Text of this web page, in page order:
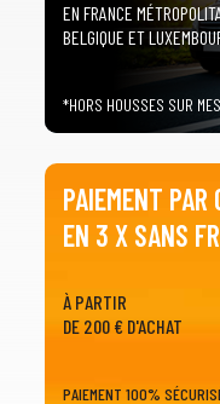
EN FRANCE
BELGIQUE ET
*HORS HOUSSES SUR
PAIEMENT PAR
EN 3 X SANS
À PARTIR
DE 200 € D'ACHAT
PAIEMENT 100%